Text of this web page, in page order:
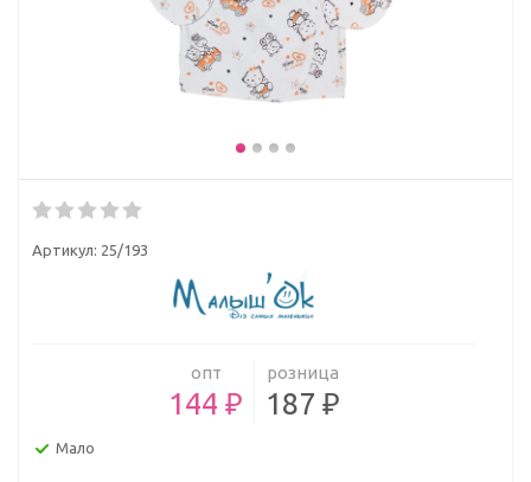
Артикул: 25/193
опт
144 ₽
розница
187 ₽
Мало